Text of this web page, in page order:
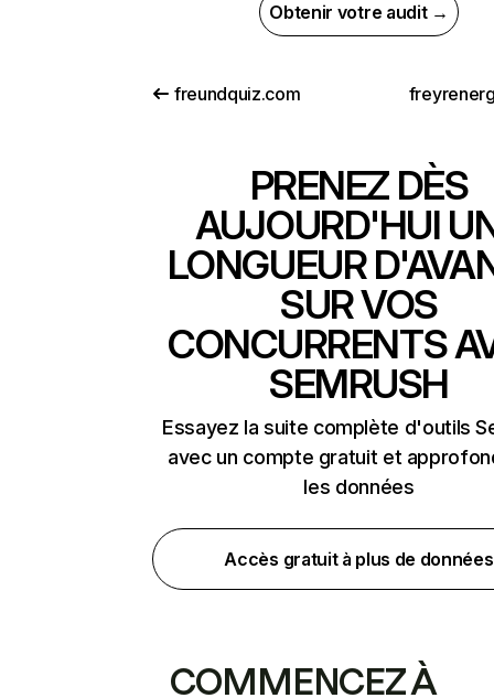
Obtenir votre audit →
freundquiz.com
PRENEZ DÈS
AUJOURD'HUI
LONGUEUR
SUR VOS
CONCURRENTS
SEMRUSH
Essayez la suite complète d'outils
avec un compte gratuit et
les données
Accès gratuit à plus de données
COMMENCEZ À